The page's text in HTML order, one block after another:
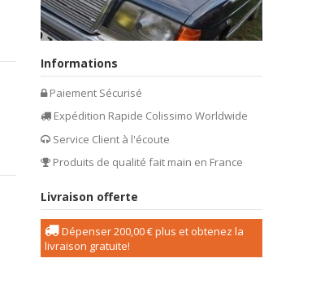
Informations
Paiement Sécurisé
Expédition Rapide Colissimo Worldwide
Service Client à l'écoute
Produits de qualité fait main en France
Livraison offerte
Dépenser200,00 €plus et obtenez la
livraison gratuite!